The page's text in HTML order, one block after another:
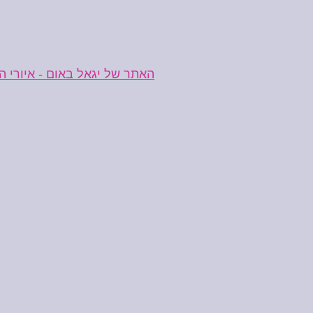
האתר של יגאל באום - איורי